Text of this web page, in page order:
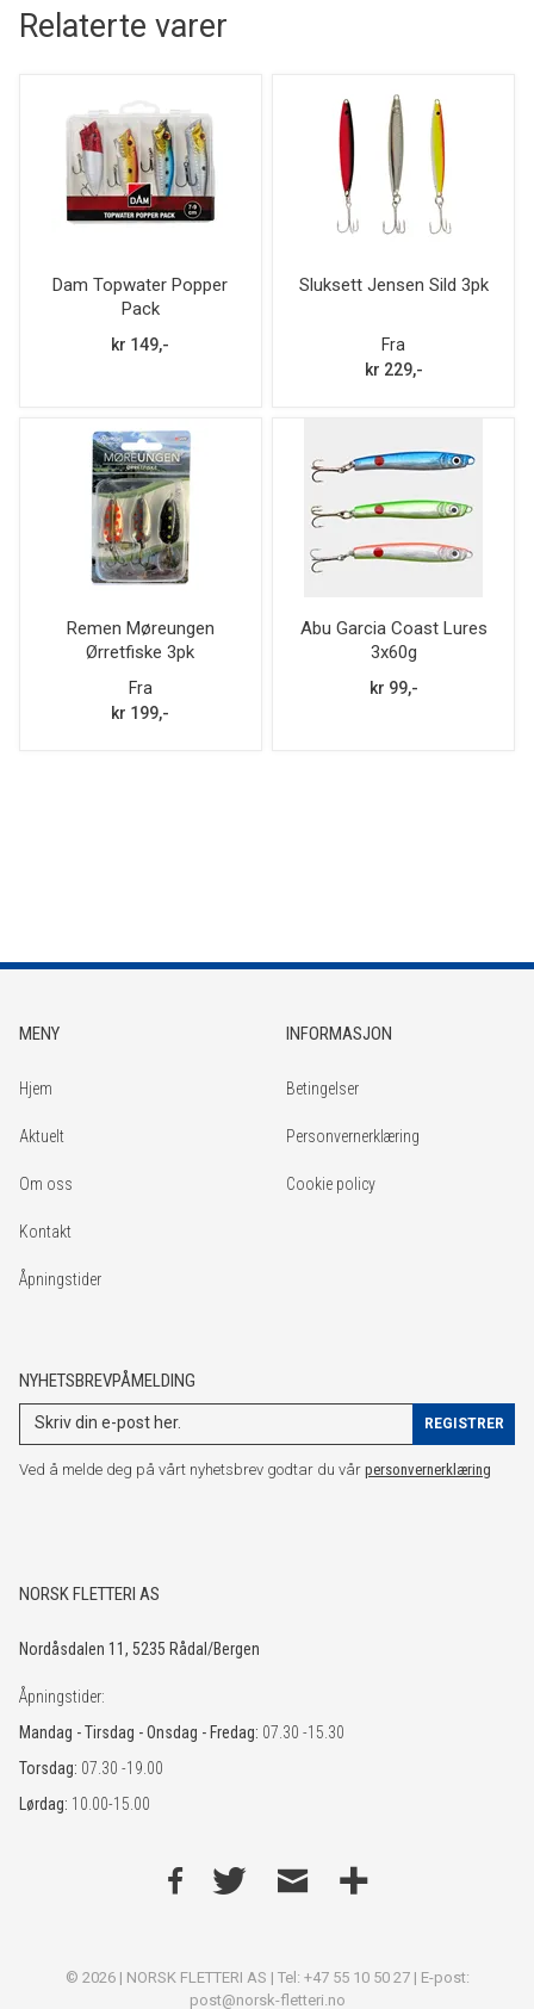
Relaterte varer
Dam Topwater Popper
Pack
kr 149,-
Sluksett Jensen Sild 3pk
Fra
kr 229,-
Remen Møreungen
Ørretfiske 3pk
Fra
kr 199,-
Abu Garcia Coast Lures
3x60g
kr 99,-
MENY
Hjem
Aktuelt
Om oss
Kontakt
Åpningstider
INFORMASJON
Betingelser
Personvernerklæring
Cookie policy
NYHETSBREVPÅMELDING
Ved å melde deg på vårt nyhetsbrev godtar du vår personvernerklæring
NORSK FLETTERI AS
Nordåsdalen 11, 5235 Rådal/Bergen
Åpningstider:
Mandag - Tirsdag - Onsdag - Fredag: 07.30 -15.30
Torsdag: 07.30 -19.00
Lørdag: 10.00-15.00
© 2026 | NORSK FLETTERI AS | Tel: +47 55 10 50 27 | E-post:
post@norsk-fletteri.no